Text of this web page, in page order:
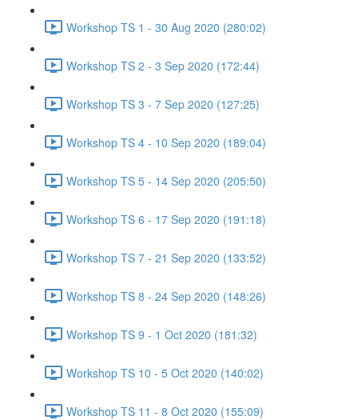
Workshop TS 1 - 30 Aug 2020 (280:02)
Workshop TS 2 - 3 Sep 2020 (172:44)
Workshop TS 3 - 7 Sep 2020 (127:25)
Workshop TS 4 - 10 Sep 2020 (189:04)
Workshop TS 5 - 14 Sep 2020 (205:50)
Workshop TS 6 - 17 Sep 2020 (191:18)
Workshop TS 7 - 21 Sep 2020 (133:52)
Workshop TS 8 - 24 Sep 2020 (148:26)
Workshop TS 9 - 1 Oct 2020 (181:32)
Workshop TS 10 - 5 Oct 2020 (140:02)
Workshop TS 11 - 8 Oct 2020 (155:09)